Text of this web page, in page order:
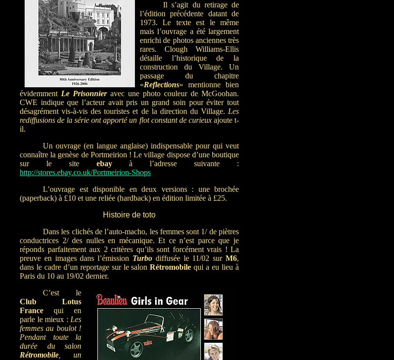
Il s’agit du retirage de
l’édition précédente datant de
1973. Le texte est le même
mais l’ouvrage a été largement
enrichi de photos anciennes très
rares. Clough Williams-Ellis
détaille l’historique de la
construction du Village. Un
passage du chapitre
«Reflections» mentionne bien
évidemment Le Prisonnieravec une photo couleur de McGoohan.
CWE indique que l’acteur avait pris un grand soin pour éviter tout
désagrément vis-à-vis des touristes et de la direction du Village. Les
rediffusions de la série ont apporté un flot constant de curieuxajoute t-
il.
Un ouvrage (en langue anglaise) indispensable pour qui veut
connaître la genèse de Portmeirion ! Le village dispose d’une boutique
sur le site ebayà l’adresse suivante :
http://stores.ebay.co.uk/Portmeirion-Shops
L’ouvrage est disponible en deux versions : une brochée
(paperback) à £10 et une reliée (hardback) en édition limitée à £25.
Histoire de toto
Dans les clichés de l’auto-macho, les femmes sont 1/ de piètres
conductrices 2/ des nulles en mécanique. Et ce n’est parce que je
réponds parfaitement aux 2 critères qu’ils sont forcément vrais ! La
preuve en images dans l’émission Turbo diffusée le 11/02 sur M6,
dans le cadre d’un reportage sur le salonRétromobile qui a eu lieu à
Paris du 10 au 19/02 dernier.
C’est le
Club Lotus
France qui en
parle le mieux : Les
femmes au boulot !
Pendant toute la
durée du salon
Rétromobile , un